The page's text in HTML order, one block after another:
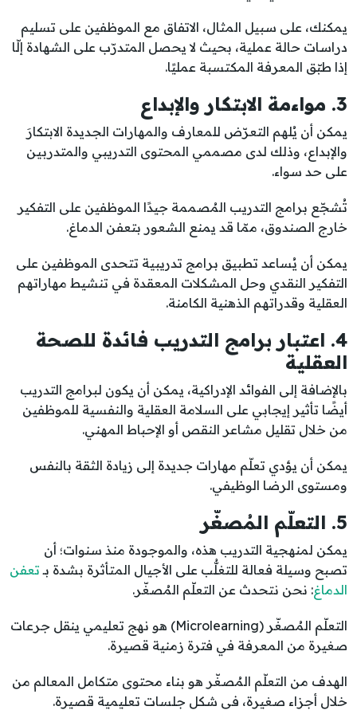
يمكنك، على سبيل المثال، الاتفاق مع الموظفين على تسليم
دراسات حالة عملية، بحيث لا يحصل المتدرّب على الشهادة إلّا
إذا طبّق المعرفة المكتسبة عمليًا.
3. مواءمة الابتكار والإبداع
يمكن أن يُلهم التعرّض للمعارف والمهارات الجديدة الابتكارَ
والإبداع، وذلك لدى مصممي المحتوى التدريبي والمتدربين
على حد سواء.
تُشجّع برامج التدريب المُصممة جيدًا الموظفين على التفكير
خارج الصندوق، ممّا قد يمنع الشعور بتعفن الدماغ.
يمكن أن يُساعد تطبيق برامج تدريبية تتحدى الموظفين على
التفكير النقدي وحل المشكلات المعقدة في تنشيط مهاراتهم
العقلية وقدراتهم الذهنية الكامنة.
4. اعتبار برامج التدريب فائدة للصحة
العقلية
بالإضافة إلى الفوائد الإدراكية، يمكن أن يكون لبرامج التدريب
أيضًا تأثير إيجابي على السلامة العقلية والنفسية للموظفين
من خلال تقليل مشاعر النقص أو الإحباط المهني.
يمكن أن يؤدي تعلّم مهارات جديدة إلى زيادة الثقة بالنفس
ومستوى الرضا الوظيفي.
5. التعلّم المُصغّر
يمكن لمنهجية التدريب هذه، والموجودة منذ سنوات؛ أن
تصبح وسيلة فعالة للتغلُّب على الأجيال المتأثرة بشدة بـ تعفن
الدماغ: نحن نتحدث عن التعلّم المُصغّر.
التعلّم المُصغّر (Microlearning) هو نهج تعليمي ينقل جرعات
صغيرة من المعرفة في فترة زمنية قصيرة.
الهدف من التعلّم المُصغّر هو بناء محتوى متكامل المعالم من
خلال أجزاء صغيرة، في شكل جلسات تعليمية قصيرة.